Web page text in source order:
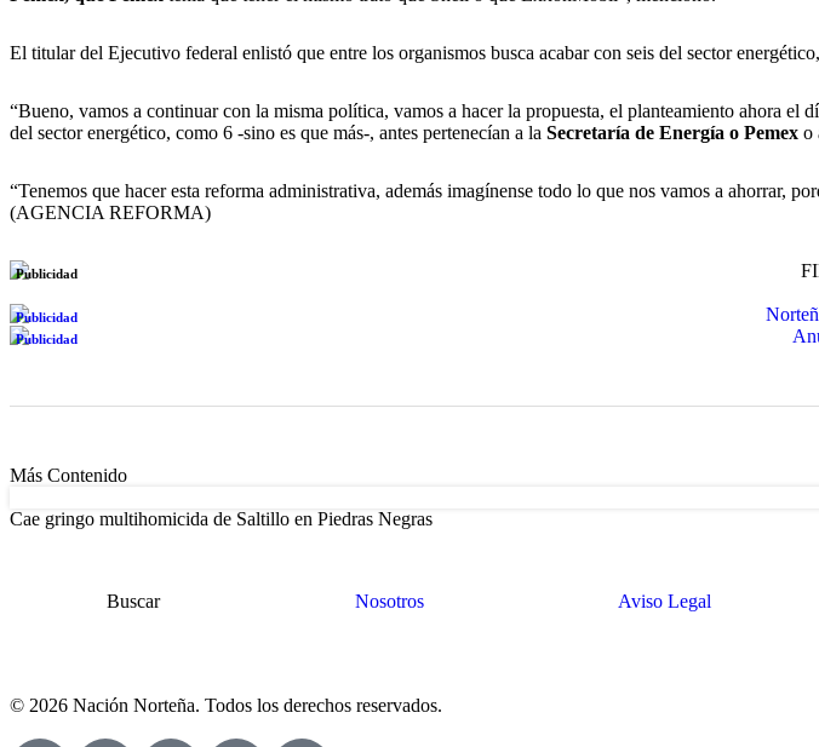
El titular del Ejecutivo federal enlistó que entre los organismos busca acabar con seis del sector
“Bueno, vamos a continuar con la misma política, vamos a hacer la propuesta, el planteamiento ahora el
del sector energético, como 6 -sino es que más-, antes pertenecían a la Secretaría de Energía o Pemex o
“Tenemos que hacer esta reforma administrativa, además imagínense todo lo que nos vamos a ahorrar,
(AGENCIA REFORMA)
Publicidad
Publicidad
Publicidad
Más Contenido
Cae gringo multihomicida de Saltillo en Piedras Negras
Buscar Nosotros Aviso Legal
© 2026 Nación Norteña. Todos los derechos reservados.